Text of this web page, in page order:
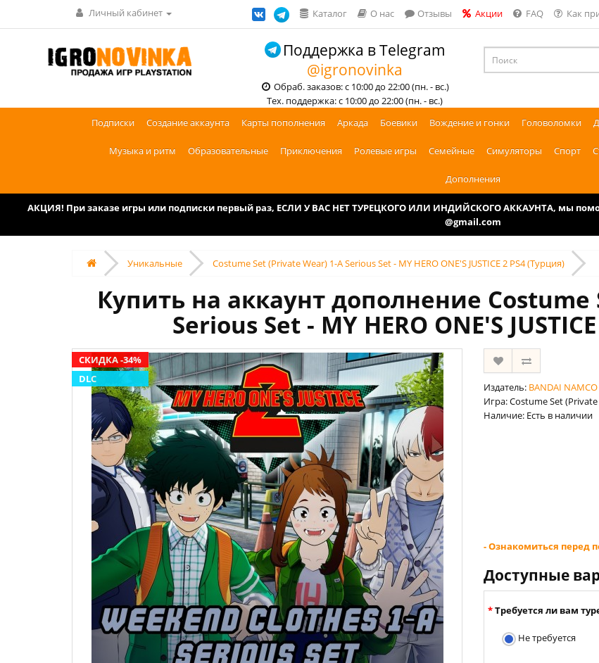
Личный кабинет Каталог О нас Отзывы Акции FAQ Как
Поддержка в Telegram
@igronovinka
Обраб. заказов: с 10:00 до 22:00 (пн. - вс.)
Тех. поддержка: с 10:00 до 22:00 (пн. - вс.)
Подписки Создание аккаунта Карты пополнения Аркада Боевики Вождение и гонки Головоломки
Музыка и ритм Образовательные Приключения Ролевые игры Семейные Симуляторы Спорт
Дополнения
АКЦИЯ! При заказе игры или подписки первый раз, ЕСЛИ У ВАС НЕТ ТУРЕЦКОГО ИЛИ ИНДИЙСКОГО АККАУНТА, мы
@gmail.com
Уникальные Costume Set (Private Wear) 1-A Serious Set - MY HERO ONE'S JUSTICE 2 PS4 (Турция)
Купить на аккаунт дополнение Costume
Serious Set - MY HERO ONE'S
СКИДКА -34%
DLC
Издатель: BANDAI
Игра: Costume Set (Private
Наличие: Есть в наличии
- Ознакомиться перед
Доступные
Требуется ли вам
Не требуется